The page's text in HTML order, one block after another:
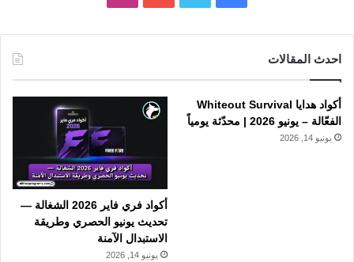
احدث المقالات
أكواد هدايا Whiteout Survival
الفعّالة – يونيو 2026 | محدّثة يومياً
يونيو 14, 2026
أكواد فري فاير 2026 الشغالة —
تحديث يونيو الحصري وطريقة
الاستبدال الآمنة
يونيو 14, 2026